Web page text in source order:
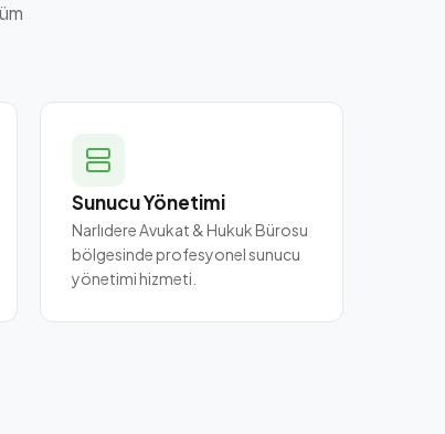
Sunucu Yönetimi
Narlıdere Avukat & Hukuk Bürosu
bölgesinde profesyonel sunucu
yönetimi hizmeti.